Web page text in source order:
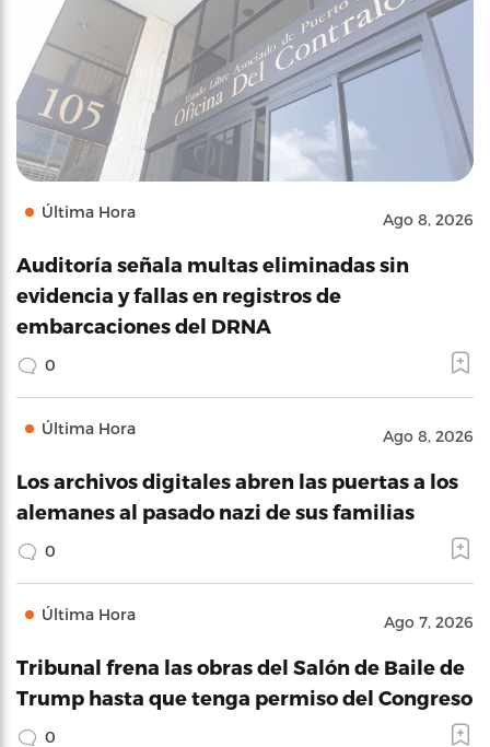
Última Hora Ago 8, 2026
Auditoría señala multas eliminadas sin
evidencia y fallas en registros de
embarcaciones del DRNA
0
Última Hora Ago 8, 2026
Los archivos digitales abren las puertas a los
alemanes al pasado nazi de sus familias
0
Última Hora Ago 7, 2026
Tribunal frena las obras del Salón de Baile de
Trump hasta que tenga permiso del Congreso
0